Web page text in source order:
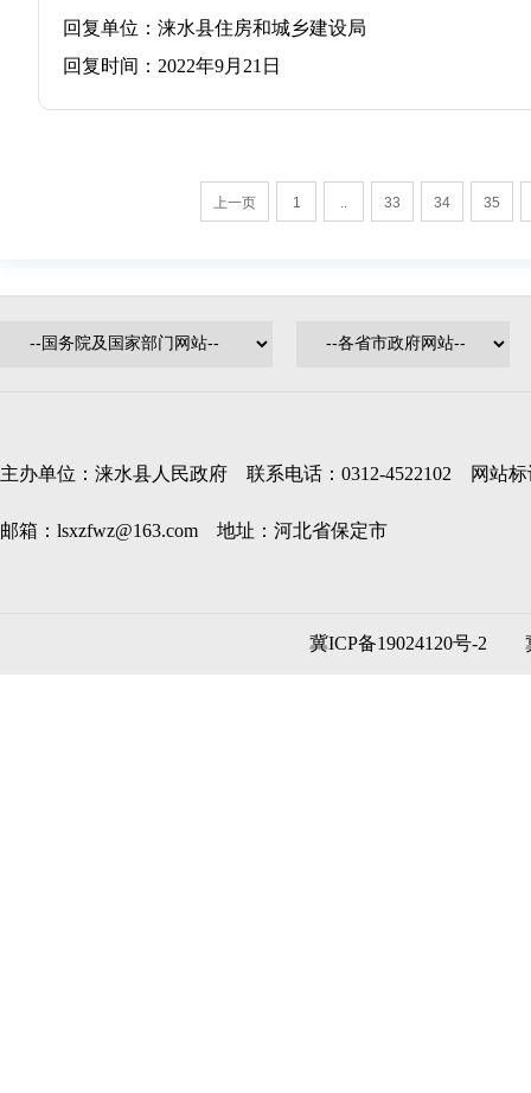
回复单位：涞水县住房和城乡建设局
回复时间：2022年9月21日
上一页 1 33 34 35
主办单位：涞水县人民政府 联系电话：0312-4522102 网站标
邮箱：lsxzfwz@163.com 地址：河北省保定市
冀ICP备19024120号-2